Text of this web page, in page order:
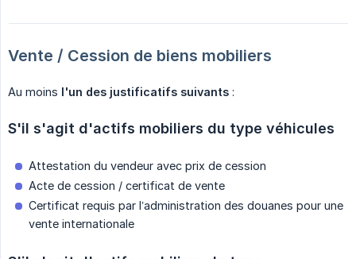
Vente / Cession de biens mobiliers
Au moins l'un des justificatifs suivants :
S'il s'agit d'actifs mobiliers du type véhicules
Attestation du vendeur avec prix de cession
Acte de cession / certificat de vente
Certificat requis par l’administration des douanes pour une
vente internationale